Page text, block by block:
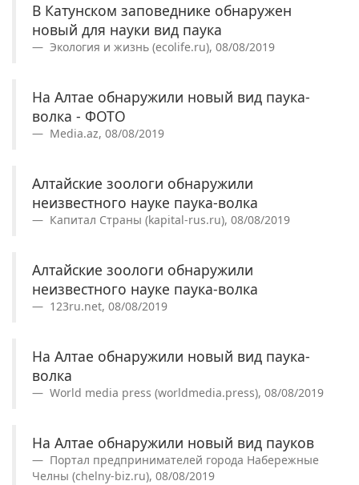
В Катунском заповеднике обнаружен
новый для науки вид паука
Экология и жизнь (ecolife.ru), 08/08/2019
На Алтае обнаружили новый вид паука-
волка - ФОТО
Media.az, 08/08/2019
Алтайские зоологи обнаружили
неизвестного науке паука-волка
Капитал Страны (kapital-rus.ru), 08/08/2019
Алтайские зоологи обнаружили
неизвестного науке паука-волка
123ru.net, 08/08/2019
На Алтае обнаружили новый вид паука-
волка
World media press (worldmedia.press), 08/08/2019
На Алтае обнаружили новый вид пауков
Портал предпринимателей города Набережные
Челны (chelny-biz.ru), 08/08/2019